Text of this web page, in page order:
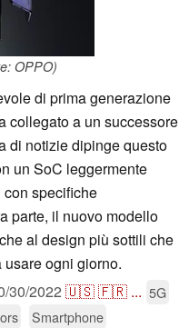
OPPO)
di prima generazione
collegato a un successore
di notizie dipinge questo
un SoC leggermente
specifiche
parte, il nuovo modello
al design più sottili che
ogni giorno.
30/2022 🇺🇸🇫🇷 ... 5G
Smartphone